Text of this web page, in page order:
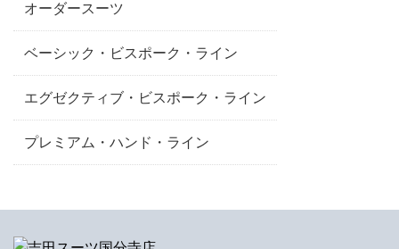
オーダースーツ
ベーシック・ビスポーク・ライン
エグゼクティブ・ビスポーク・ライン
プレミアム・ハンド・ライン